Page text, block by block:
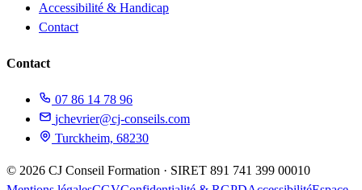
Accessibilité & Handicap
Contact
Contact
07 86 14 78 96
jchevrier@cj-conseils.com
Turckheim, 68230
© 2026 CJ Conseil Formation · SIRET 891 741 399 00010